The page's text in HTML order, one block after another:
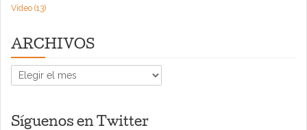
Video (13)
ARCHIVOS
ARCHIVOS
Síguenos en Twitter